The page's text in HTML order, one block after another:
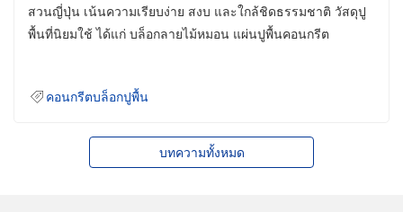
สวนญี่ปุ่น เน้นความเรียบง่าย สงบ และใกล้ชิดธรรมชาติ วัสดุปู
พื้นที่นิยมใช้ ได้แก่ บล็อกลายไม้หมอน แผ่นปูพื้นคอนกรีต
คอนกรีตบล็อกปูพื้น
บทความทั้งหมด